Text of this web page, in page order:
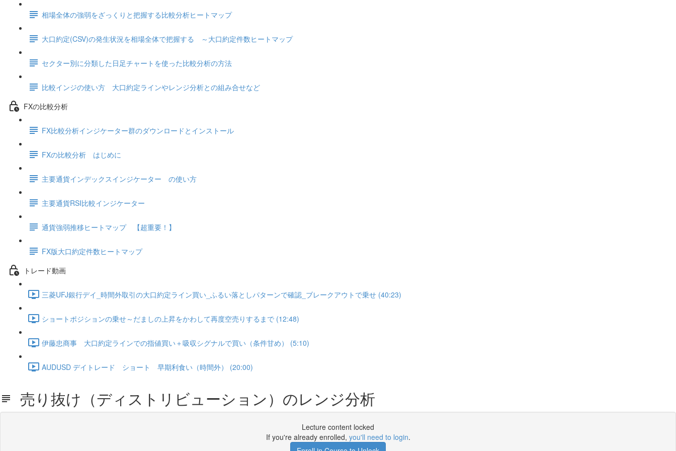
相場全体の強弱をざっくりと把握する比較分析ヒートマップ
大口約定(CSV)の発生状況を相場全体で把握する ～大口約定件数ヒートマップ
セクター別に分類した日足チャートを使った比較分析の方法
比較インジの使い方 大口約定ラインやレンジ分析との組み合せなど
FXの比較分析
FX比較分析インジケーター群のダウンロードとインストール
FXの比較分析 はじめに
主要通貨インデックスインジケーター の使い方
主要通貨RSI比較インジケーター
通貨強弱推移ヒートマップ 【超重要！】
FX版大口約定件数ヒートマップ
トレード動画
三菱UFJ銀行デイ_時間外取引の大口約定ライン買い_ふるい落としパターンで確認_ブレークアウトで乗せ (40:23)
ショートポジションの乗せ～だましの上昇をかわして再度空売りするまで (12:48)
伊藤忠商事 大口約定ラインでの指値買い＋吸収シグナルで買い（条件甘め） (5:10)
AUDUSD デイトレード ショート 早期利食い（時間外） (20:00)
売り抜け（ディストリビューション）のレンジ分析
Lecture content locked
If you're already enrolled, you'll need to login.